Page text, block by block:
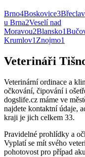
Brno4Boskovice3Břeclav
u Brna2Veselí nad
Moravou2Blansko1
Krumlov1 Znojmo1
Veterináři
Veterinární ordinace a
očkování, čipování i
dogslife.cz máme ve
najdete kontaktní údaje,
kraji je jich celkem 33.
Pravidelné prohlídky a
Vyplatí se mít svého
pohotovost pro případ